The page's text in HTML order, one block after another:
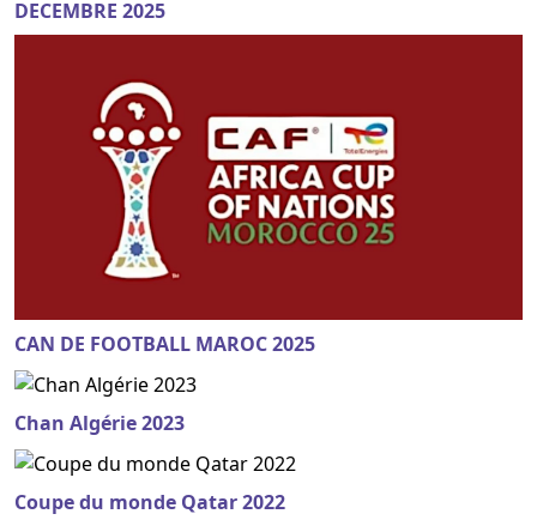
DECEMBRE 2025
CAN DE FOOTBALL MAROC 2025
Chan Algérie 2023
Coupe du monde Qatar 2022